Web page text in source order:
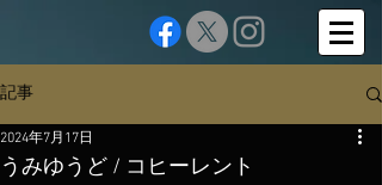
記事
うみゆうど / コヒーレント
2024年7月17日